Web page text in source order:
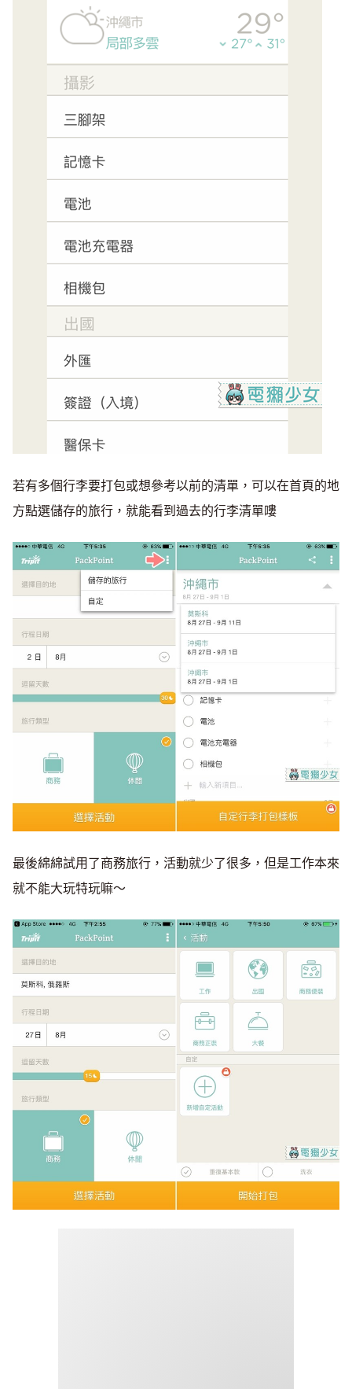
若有多個行李要打包或想參考以前的清單，可以在首頁的地
方點選儲存的旅行，就能看到過去的行李清單嘍
最後綿綿試用了商務旅行，活動就少了很多，但是工作本來
就不能大玩特玩嘛～